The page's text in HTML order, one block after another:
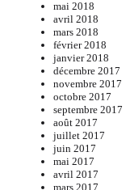
mai 2018
avril 2018
mars 2018
février 2018
janvier 2018
décembre 2017
novembre 2017
octobre 2017
septembre 2017
août 2017
juillet 2017
juin 2017
mai 2017
avril 2017
mars 2017